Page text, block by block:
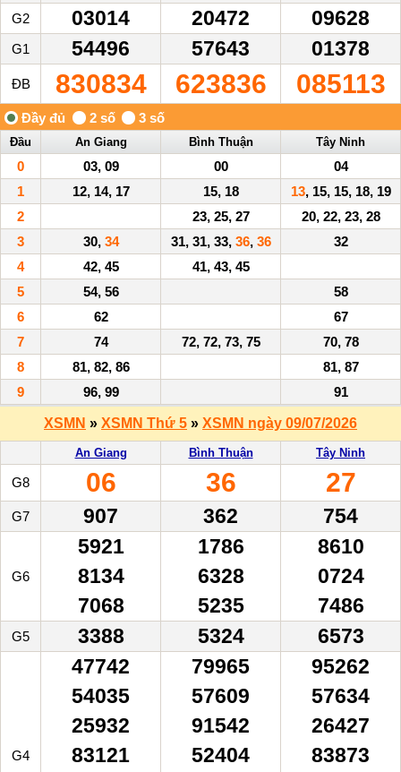
G2 03014 20472 09628
G1 54496 57643 01378
ĐB 830834 623836 085113
Đầu An Giang Bình Thuận Tây Ninh
0 03, 09 00
04
1
12, 14, 17 15, 18 13, 15, 15, 18, 19
2
23, 25, 27
20, 22, 23, 28
3
30, 34 31, 31, 33, 36, 36
32
4
42, 45
41, 43, 45
5
54, 56
58
6
62
67
7
74 72, 72, 73, 75
70, 78
8
81, 82, 86
81, 87
9
96, 99 91
XSMN » XSMN Thứ 5 » XSMN ngày 09/07/2026
An Giang Bình Thuận Tây Ninh
G8 06 36 27
G7 907 362 754
G6
5921
8134
7068
1786
6328
5235
8610
0724
7486
G5 3388 5324 6573
G4
47742
54035
25932
83121
79965
57609
91542
52404
95262
57634
26427
83873